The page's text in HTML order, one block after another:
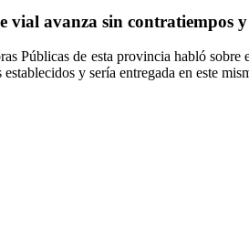
avanza sin contratiempos y
Públicas de esta provincia habló
y sería entregada en este